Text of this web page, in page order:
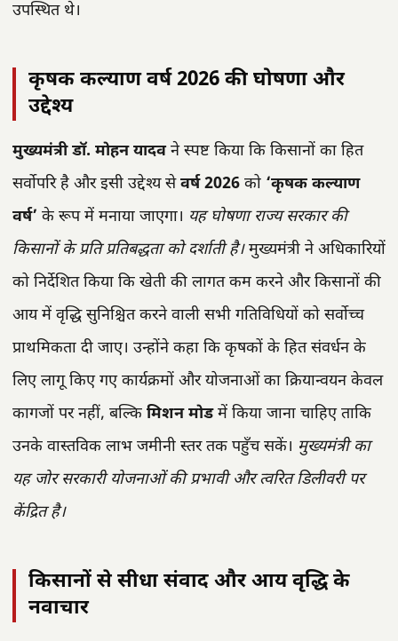
उपस्थित थे।
कृषक कल्याण वर्ष 2026 की घोषणा और
उद्देश्य
मुख्यमंत्री डॉ. मोहन यादवने स्पष्ट किया कि किसानों का हित
सर्वोपरि है और इसी उद्देश्य सेवर्ष 2026 को ‘कृषक कल्याण
वर्ष’ के रूप में मनाया जाएगा। यह घोषणा राज्य सरकार की
किसानों के प्रति प्रतिबद्धता को दर्शाती है।मुख्यमंत्री ने अधिकारियों
को निर्देशित किया कि खेती की लागत कम करने और किसानों की
आय में वृद्धि सुनिश्चित करने वाली सभी गतिविधियों को सर्वोच्च
प्राथमिकता दी जाए। उन्होंने कहा कि कृषकों के हित संवर्धन के
लिए लागू किए गए कार्यक्रमों और योजनाओं का क्रियान्वयन केवल
कागजों पर नहीं, बल्कि मिशन मोडमें किया जाना चाहिए ताकि
उनके वास्तविक लाभ जमीनी स्तर तक पहुँच सकें। मुख्यमंत्री का
यह जोर सरकारी योजनाओं की प्रभावी और त्वरित डिलीवरी पर
केंद्रित है।
किसानों से सीधा संवाद और आय वृद्धि के
नवाचार